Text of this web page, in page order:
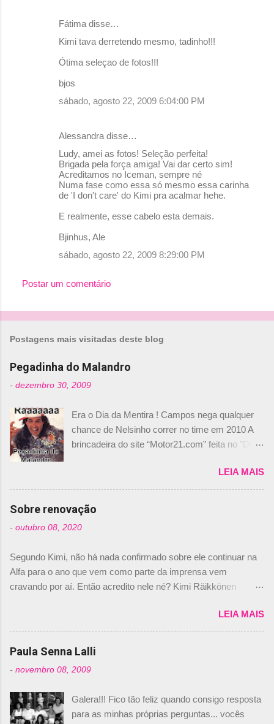
Fátima disse…
Kimi tava derretendo mesmo, tadinho!!!
Ótima seleçao de fotos!!!
bjos
sábado, agosto 22, 2009 6:04:00 PM
Alessandra disse…
Ludy, amei as fotos! Seleção perfeita!
Brigada pela força amiga! Vai dar certo sim!
Acreditamos no Iceman, sempre né
Numa fase como essa só mesmo essa carinha
de 'I don't care' do Kimi pra acalmar hehe.
E realmente, esse cabelo esta demais.
Bjinhus, Ale
sábado, agosto 22, 2009 8:29:00 PM
Postar um comentário
Postagens mais visitadas deste blog
Pegadinha do Malandro
- dezembro 30, 2009
Era o Dia da Mentira ! Campos nega qualquer
chance de Nelsinho correr no time em 2010 A
brincadeira do site “Motor21.com” feita no "Día
de abril –, afirmando que Nelson Piquet havia
comprado 15% das ações da Campos, dando,
com isso, um lugar no time a Nelsinho Piquet,
foi esclarecida de uma vez por todas por
Daniele Audetto, diretor da escuderia. O
não será o companheiro de Bruno Senna em
2010. "Na verdade, nós recebemos uma oferta
de Piquet", admitiu Audetto. “Mas depois de ter
dois brasileiros”, explicou, dizendo ainda que
não tem nada contra o filho do tricampeão
Nelson Piquet. “Ele é um bom piloto, rápido e
experiente.” Audetto disse ainda que a suposta
não corresponde à realidade. “O suposto 15%
de investimento seria menor do que aquilo que
LEIA MAIS
Sobre renovação
- outubro 08, 2020
Segundo Kimi, não há nada confirmado sobre ele continuar na
Alfa para o ano que vem como parte da imprensa vem
cravando por aí. Então acredito nele né? Kimi Räikkönen
truth but I’ve never had an option in my contract so that’s
should, pretty much, tell you that it’s not true." #Kimi7 #EifelGP
#AlfaRomeoRacing pic.twitter.com/77EDVn39Ia — Kimi
Romain falando sobre o fato do Iceman estar há tantos anos na
@RGrosjean ! #EifelGP 🇩🇪 #F1
pic.twitter.com/GSAu1LWnwW — Formula 1 (@F1) October 8,
LEIA MAIS
Paula Senna Lalli
- novembro 08, 2009
Galera!!! Fico tão feliz quando consigo resposta
para as minhas próprias perguntas... vocês